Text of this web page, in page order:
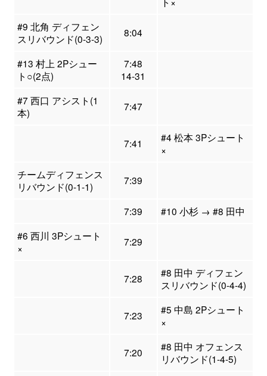
#9 北角 ディフェン
スリバウンド(0-3-3)
8:04
#13 村上 2Pシュー
ト○(2点)
7:48
14-31
#7 西口 アシスト(1
本)
7:47
7:41
#4 松本 3Pシュート
×
チームディフェンス
リバウンド(0-1-1)
7:39
7:39
#10 小杉 → #8 田中
#6 西川 3Pシュート
×
7:29
7:28
#8 田中 ディフェン
スリバウンド(0-4-4)
7:23
#5 中島 2Pシュート
×
7:20
#8 田中 オフェンス
リバウンド(1-4-5)